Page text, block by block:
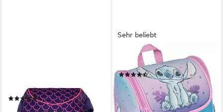
ergonomischen Sitz
(3)
49,99 €
Sehr beliebt
SCOOLI
Vorschulranzen Cutie
(28)
18,86 €
lieferbar - in 3-5 Werktagen bei dir
+10